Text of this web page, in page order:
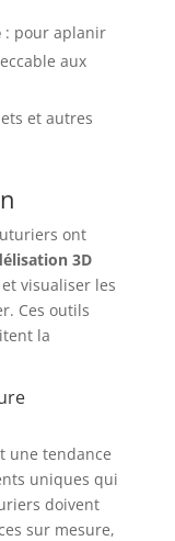
: pour aplanir
aux
et autres
ont
3D
visualiser les
Ces outils
la
une tendance
uniques qui
doivent
sur mesure,